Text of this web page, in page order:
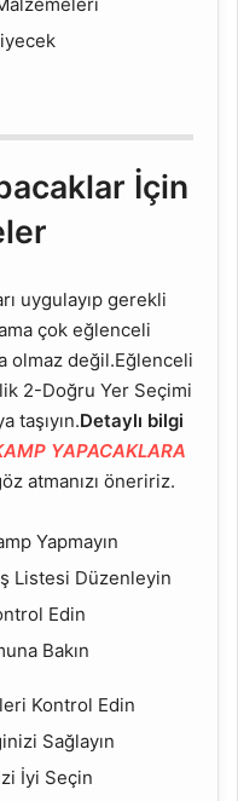
İçin
uygulayıp gerekli
çok eğlenceli
olmaz değil.Eğlenceli
2-Doğru Yer Seçimi
taşıyın.Detaylı bilgi
YAPACAKLARA
atmanızı öneririz.
Yapmayın
Listesi Düzenleyin
Edin
Bakın
Kontrol Edin
Sağlayın
İyi Seçin